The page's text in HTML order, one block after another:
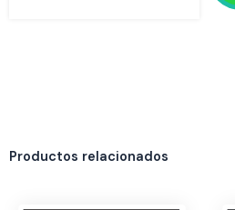
Productos relacionados